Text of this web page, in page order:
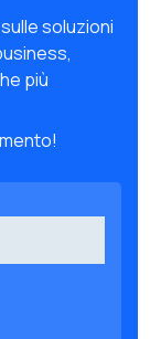
soluzioni
più